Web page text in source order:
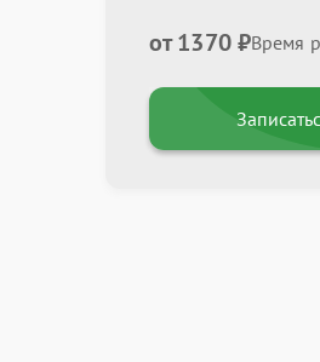
от 1370 ₽Время